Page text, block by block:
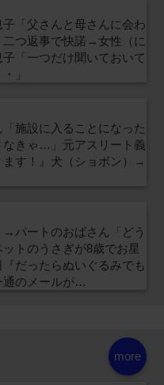
「父さんと母さんに会わ
二つ返事で快諾→女性（に
「一つだけ聞いておいて
」
施設に入ることになった
なきゃ…」元アスリート義
ます！』犬（ショボン）→
パートのおばさん「どう
トのうさぎが8歳でお星
だったらぬいぐるみでも
通のメールが…
more